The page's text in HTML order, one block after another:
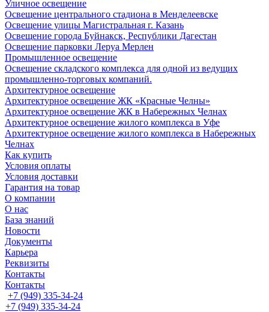
Уличное освещение
Освещение центрального стадиона в Менделеевске
Освещение улицы Магистральная г. Казань
Освещение города Буйнакск, Республики Дагестан
Освещение парковки Леруа Мерлен
Промышленное освещение
Освещение складского комплекса для одной из ведущих
промышленно-торговых компаний.
Архитектурное освещение
Архитектурное освещение ЖК «Красные Челны»
Архитектурное освещение ЖК в Набережных Челнах
Архитектурное освещение жилого комплекса в Уфе
Архитектурное освещение жилого комплекса в Набережных
Челнах
Как купить
Условия оплаты
Условия доставки
Гарантия на товар
О компании
О нас
База знаний
Новости
Документы
Карьера
Реквизиты
Контакты
Контакты
+7 (949) 335-34-24
+7 (949) 335-34-24